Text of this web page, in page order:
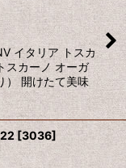
イタリア トスカ
スカーノ オーガ
） 開けたて美味
[3036]